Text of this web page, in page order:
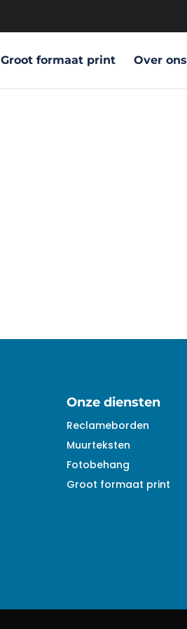
Groot formaat print Over ons
Onze diensten
Reclameborden
Muurteksten
Fotobehang
Groot formaat print